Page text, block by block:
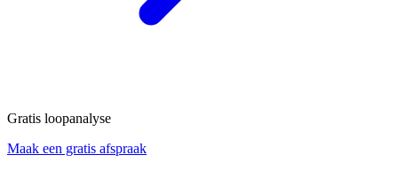
Gratis loopanalyse
Maak een gratis afspraak